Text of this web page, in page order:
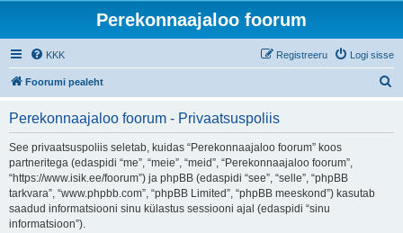
Perekonnaajaloo foorum
KKK Logi sisse
Registreeru
Foorumi pealeht
Perekonnaajaloo foorum - Privaatsuspoliis
See privaatsuspoliis seletab, kuidas “Perekonnaajaloo foorum” koos
partneritega (edaspidi “me”, “meie”, “meid”, “Perekonnaajaloo foorum”,
“https://www.isik.ee/foorum”) ja phpBB (edaspidi “see”, “selle”, “phpBB
tarkvara”, “www.phpbb.com”, “phpBB Limited”, “phpBB meeskond”) kasutab
saadud informatsiooni sinu külastus sessiooni ajal (edaspidi “sinu
informatsioon”).